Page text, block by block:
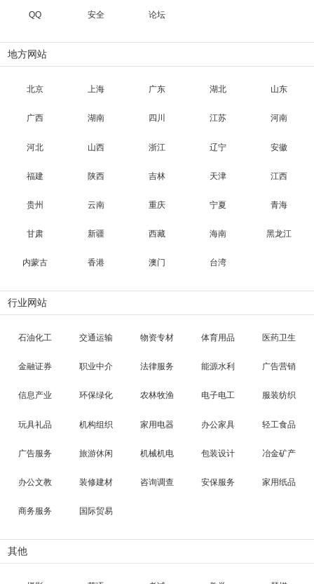
QQ 安全 论坛
地方网站
北京 上海 广东 湖北 山东
广西 湖南 四川 江苏 河南
河北 山西 浙江 辽宁 安徽
福建 陕西 吉林 天津 江西
贵州 云南 重庆 宁夏 青海
甘肃 新疆 西藏 海南 黑龙江
内蒙古 香港 澳门 台湾
行业网站
石油化工 交通运输 物资专材 体育用品 医药卫生
金融证券 职业中介 法律服务 能源水利 广告营销
信息产业 环保绿化 农林牧渔 电子电工 服装纺织
玩具礼品 机构组织 家用电器 办公家具 轻工食品
广告服务 旅游休闲 机械机电 包装设计 冶金矿产
办公文教 装修建材 咨询调查 安保服务 家用纸品
商务服务 国际贸易
其他